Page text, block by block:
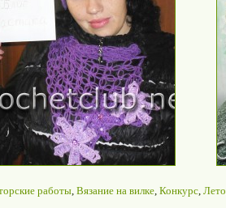
работы Вязание на вилке Конкурс Лето